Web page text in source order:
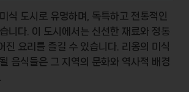
식 도시 로 유명하며, 독특하고 전통적인
니다. 이 도시에서는 신선한 재료와 정통
진 요리를 즐길 수 있습니다. 리옹의 미식
음식들은 그 지역의 문화와 역사적 배경